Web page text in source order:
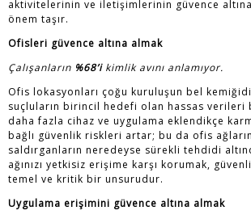
aktivitelerinin ve iletişimlerinin güvence
önem taşır.
Ofisleri güvence altına almak
Çalışanların %68’ikimlik avını anlamıyor.
Ofis lokasyonları çoğu kuruluşun bel
suçluların birincil hedefi olan hassas verileri
daha fazla cihaz ve uygulama eklendikçe
bağlı güvenlik riskleri artar; bu da ofis
saldırganların neredeyse sürekli tehdidi
ağınızı yetkisiz erişime karşı korumak,
temel ve kritik bir unsurudur.
Uygulama erişimini güvence altına almak